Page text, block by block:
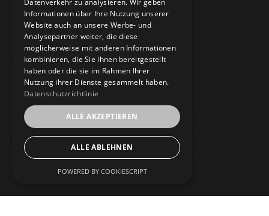
Datenverkehr zu analysieren. Wir geben
Informationen über Ihre Nutzung unserer
Website auch an unsere Werbe- und
Analysepartner weiter, die diese
möglicherweise mit anderen Informationen
kombinieren, die Sie ihnen bereitgestellt
haben oder die sie im Rahmen Ihrer
Nutzung ihrer Dienste gesammelt haben.
Datenschutzrichtlinie
ALLE AKZEPTIEREN
ALLE ABLEHNEN
POWERED BY COOKIESCRIPT